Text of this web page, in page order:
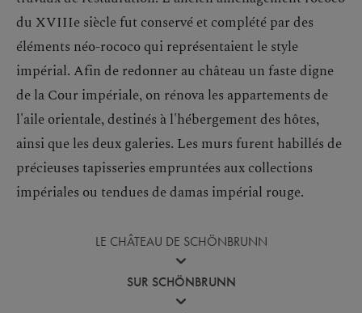
du XVIIIe siècle fut conservé et complété par des
éléments néo-rococo qui représentaient le style
impérial. Afin de redonner au château un faste digne
de la Cour impériale, on rénova les appartements de
l'aile orientale, destinés à l'hébergement des hôtes,
ainsi que les deux galeries. Les murs furent habillés de
précieuses tapisseries empruntées aux collections
impériales ou tendues de damas impérial rouge.
LE CHÂTEAU DE SCHÖNBRUNN
SUR SCHÖNBRUNN